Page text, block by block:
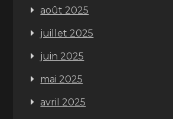
août 2025
juillet 2025
juin 2025
mai 2025
avril 2025